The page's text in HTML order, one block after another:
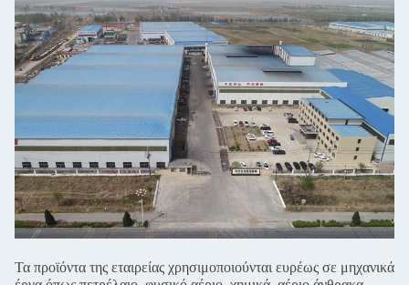
Τα προϊόντα της εταιρείας χρησιμοποιούνται ευρέως σε μηχανικά